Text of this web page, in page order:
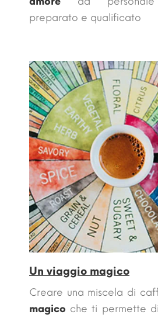
preparato e qualificato
Un viaggio magico
Creare una miscela di
magico che ti permette